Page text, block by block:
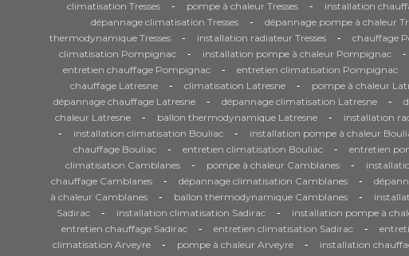
climatisation Tresses - pompe à chaleur Tresses - installation
dépannage climatisation Tresses - dépannage pompe à chaleur
thermodynamique Tresses
- installation radiateur Tresses - chauffage
climatisation Pompignac
- installation pompe à chaleur Pompignac -
entretien chauffage Pompignac - entretien climatisation Pompignac
chauffage Latresne - climatisation Latresne - pompe à chaleur
dépannage chauffage Latresne - dépannage climatisation Latresne -
chaleur Latresne
- ballon thermodynamique Latresne - installation
- installation climatisation Bouliac - installation pompe à chaleur
chauffage Bouliac
- entretien climatisation Bouliac - entretien
climatisation Camblanes - pompe à chaleur Camblanes -
chauffage Camblanes
- dépannage climatisation Camblanes -
à chaleur Camblanes
- ballon thermodynamique Camblanes -
Sadirac
- installation climatisation Sadirac - installation pompe à
entretien chauffage Sadirac - entretien climatisation Sadirac -
climatisation Arveyre - pompe à chaleur Arveyre - installation